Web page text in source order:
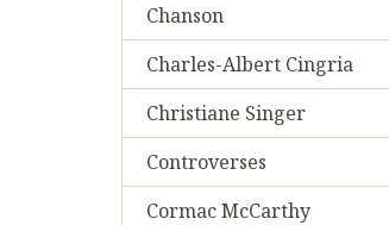
Chanson
Charles-Albert Cingria
Christiane Singer
Controverses
Cormac McCarthy